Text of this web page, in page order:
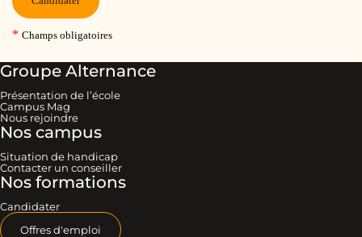
Groupe Alternance
Présentation de l’école
Campus Mag
Nous rejoindre
Nos campus
Situation de handicap
Contacter un conseiller
Nos formations
Candidater
Offres d'emploi